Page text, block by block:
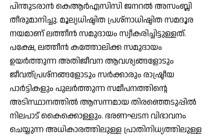
പിന്തുടരാന്‍ കെആര്‍എസിസി ജനറല്‍ അസംബ്ലി
തീരുമാനിച്ചു. മൂല്യധിഷ്ടിത പ്രശ്‌നാധിഷ്ടിത സമദൂര
നയമാണ് ലത്തീന്‍ സമുദായം സ്വീകരിച്ചിട്ടുള്ളത്.
പക്ഷേ, ലത്തീന്‍ കത്തോലിക്ക സമുദായം
ഉയര്‍ത്തുന്ന അതിജീവന ആവശ്യങ്ങളോടും
ജീവത്പ്രശ്‌നങ്ങളോടും സര്‍ക്കാരും രാഷ്ട്രീയ
പാര്‍ട്ടികളും പുലര്‍ത്തുന്ന സമീപനത്തിന്റെ
അടിസ്ഥാനത്തില്‍ ആസന്നമായ തിരഞ്ഞെടുപ്പില്‍
നിലപാട് കൈക്കൊള്ളും. ഭരണഘടന വിഭാവനം
ചെയ്യുന്ന അധികാരത്തിലുള്ള പ്രാതിനിധ്യത്തിലുള്ള